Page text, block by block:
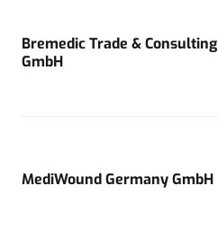
Bremedic Trade & Consulting
GmbH
MediWound Germany GmbH